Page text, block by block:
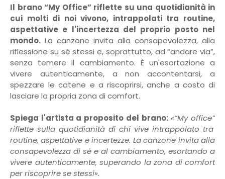
Il brano “My Office” riflette su una quotidianità in
cui molti di noi vivono, intrappolati tra routine,
aspettative e l'incertezza del proprio posto nel
mondo. La canzone invita alla consapevolezza, alla
riflessione su sé stessi e, soprattutto, ad “andare via”,
senza temere il cambiamento. È un'esortazione a
vivere autenticamente, a non accontentarsi, a
spezzare le catene e a riscoprirsi, anche a costo di
lasciare la propria zona di comfort.
Spiega l'artista a proposito del brano: «“My office”
riflette sulla quotidianità di chi vive intrappolato tra
routine, aspettative e incertezze. La canzone invita alla
consapevolezza di sé e al cambiamento, esortando a
vivere autenticamente, superando la zona di comfort
per riscoprire se stessi».